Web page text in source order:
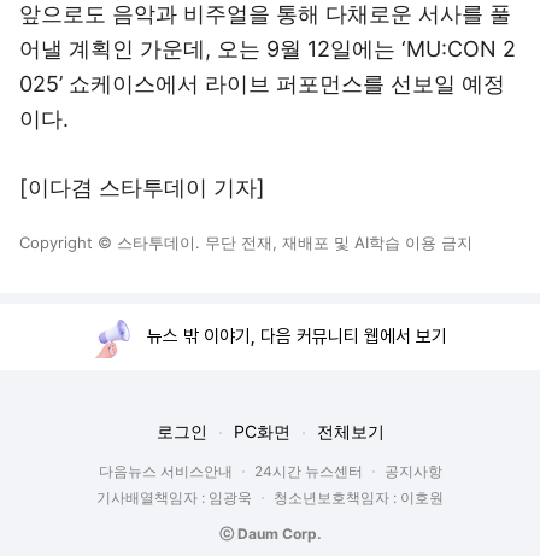
앞으로도 음악과 비주얼을 통해 다채로운 서사를 풀
어낼 계획인 가운데, 오는 9월 12일에는 ‘MU:CON 2
025’ 쇼케이스에서 라이브 퍼포먼스를 선보일 예정
이다.
[이다겸 스타투데이 기자]
Copyright © 스타투데이. 무단 전재, 재배포 및 AI학습 이용 금지
뉴스 밖 이야기, 다음 커뮤니티 웹에서 보기
로그인 PC화면 전체보기
다음뉴스 서비스안내 24시간 뉴스센터
공지사항
기사배열책임자 : 임광욱
청소년보호책임자 : 이호원
ⓒ Daum Corp.